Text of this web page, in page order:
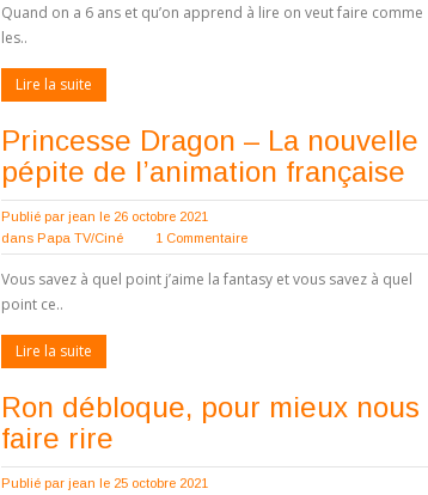
Quand on a 6 ans et qu’on apprend à lire on veut faire comme
les..
Lire la suite
Princesse Dragon – La nouvelle
pépite de l’animation française
Publié par jean le 26 octobre 2021
dans Papa TV/Ciné 1 Commentaire
Vous savez à quel point j’aime la fantasy et vous savez à quel
point ce..
Lire la suite
Ron débloque, pour mieux nous
faire rire
Publié par jean le 25 octobre 2021